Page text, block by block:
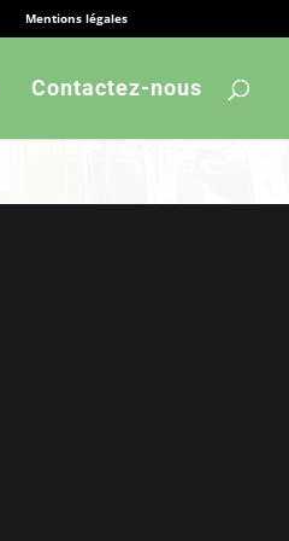
Mentions légales
Contactez-nous